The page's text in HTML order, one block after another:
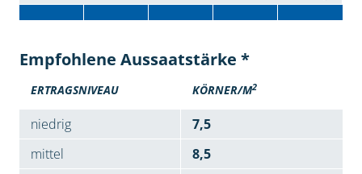
Empfohlene Aussaatstärke *
ERTRAGSNIVEAU KÖRNER/M2
niedrig
7,5
mittel
8,5